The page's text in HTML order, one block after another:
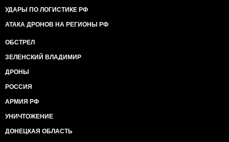
УДАРЫ ПО ЛОГИСТИКЕ РФ
АТАКА ДРОНОВ НА РЕГИОНЫ РФ
ОБСТРЕЛ
ЗЕЛЕНСКИЙ ВЛАДИМИР
ДРОНЫ
РОССИЯ
АРМИЯ РФ
УНИЧТОЖЕНИЕ
ДОНЕЦКАЯ ОБЛАСТЬ